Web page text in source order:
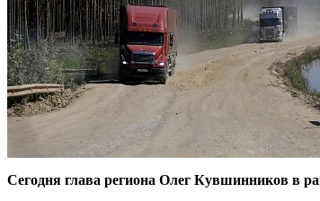
Сегодня глава региона Олег Кувшинников в